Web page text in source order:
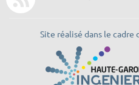
Site réalisé dans le cadre